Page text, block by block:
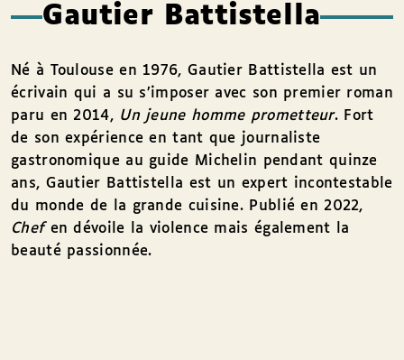
Gautier Battistella
Né à Toulouse en 1976, Gautier Battistella est un
écrivain qui a su s’imposer avec son premier roman
paru en 2014, Un jeune homme prometteur. Fort
de son expérience en tant que journaliste
gastronomique au guide Michelin pendant quinze
ans, Gautier Battistella est un expert incontestable
du monde de la grande cuisine. Publié en 2022,
Chefen dévoile la violence mais également la
beauté passionnée.